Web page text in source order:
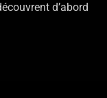
d’abord